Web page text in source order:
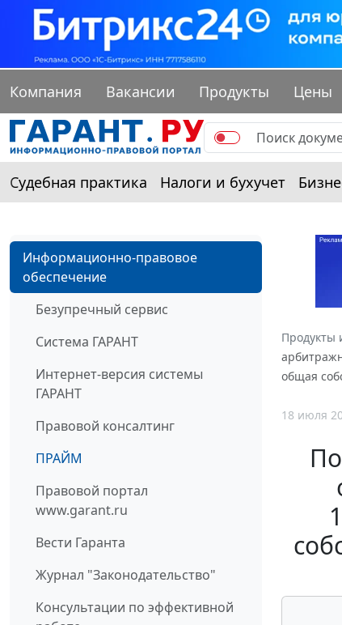
Компания Вакансии Продукты Цены
Судебная практика Налоги и бухучет
Информационно-правовое
обеспечение
Безупречный сервис
Система ГАРАНТ
Интернет-версия системы
ГАРАНТ
Правовой консалтинг
ПРАЙМ
Правовой портал
www.garant.ru
Вести Гаранта
Журнал "Законодательство"
Консультации по эффективной
Продукты
общая
18 июля